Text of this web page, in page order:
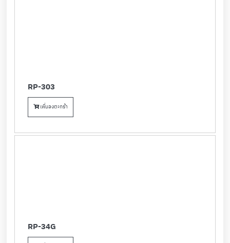
RP-303
เพิ่มลงตะกร้า
RP-34G